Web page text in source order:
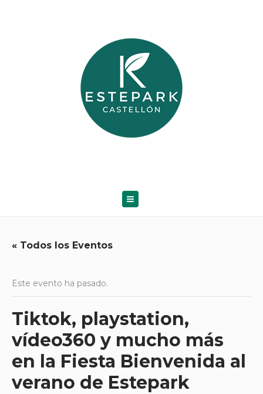
« Todos los Eventos
Este evento ha pasado.
Tiktok, playstation,
vídeo360 y mucho más
en la Fiesta Bienvenida al
verano de Estepark